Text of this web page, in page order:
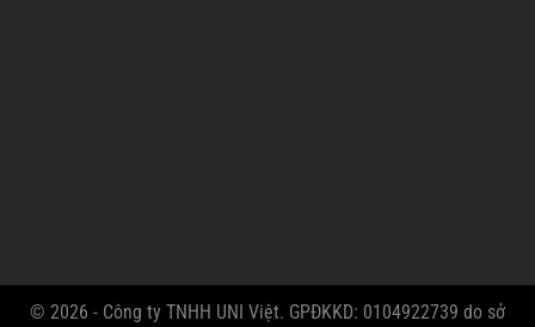
© 2026 - Công ty TNHH UNI Việt. GPĐKKD: 0104922739 do sở